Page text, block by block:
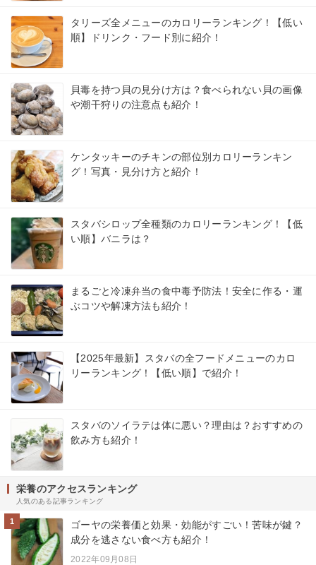
タリーズ全メニューのカロリーランキング！【低い
順】ドリンク・フード別に紹介！
貝毒を持つ貝の見分け方は？食べられない貝の画像
や潮干狩りの注意点も紹介！
ケンタッキーのチキンの部位別カロリーランキン
グ！写真・見分け方と紹介！
スタバシロップ全種類のカロリーランキング！【低
い順】バニラは？
まるごと冷凍弁当の食中毒予防法！安全に作る・運
ぶコツや解凍方法も紹介！
【2025年最新】スタバの全フードメニューのカロ
リーランキング！【低い順】で紹介！
スタバのソイラテは体に悪い？理由は？おすすめの
飲み方も紹介！
栄養のアクセスランキング
人気のある記事ランキング
1
ゴーヤの栄養価と効果・効能がすごい！苦味が鍵？
成分を逃さない食べ方も紹介！
2022年09月08日